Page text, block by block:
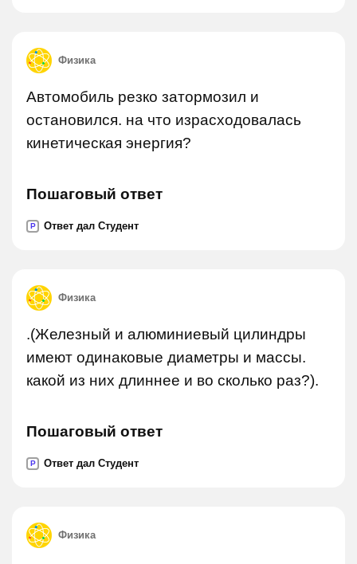
Физика
Автомобиль резко затормозил и
остановился. на что израсходовалась
кинетическая энергия?
Пошаговый ответ
P Ответ дал Студент
Физика
.(Железный и алюминиевый цилиндры
имеют одинаковые диаметры и массы.
какой из них длиннее и во сколько раз?).
Пошаговый ответ
P Ответ дал Студент
Физика